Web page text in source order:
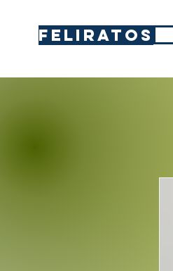
FELIRATOS